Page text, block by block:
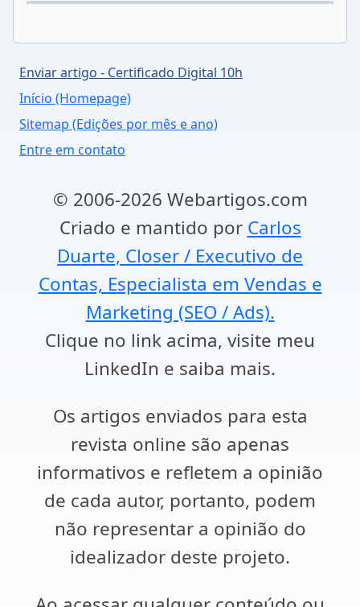
Enviar artigo - Certificado Digital 10h
Início (Homepage)
Sitemap (Edições por mês e ano)
Entre em contato
© 2006-2026 Webartigos.com
Criado e mantido por Carlos
Duarte, Closer / Executivo de
Contas, Especialista em Vendas e
Marketing (SEO / Ads).
Clique no link acima, visite meu
LinkedIn e saiba mais.
Os artigos enviados para esta
revista online são apenas
informativos e refletem a opinião
de cada autor, portanto, podem
não representar a opinião do
idealizador deste projeto.